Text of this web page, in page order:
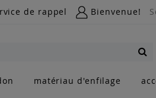
de rappel Bienvenue!
matériau d'enfilage